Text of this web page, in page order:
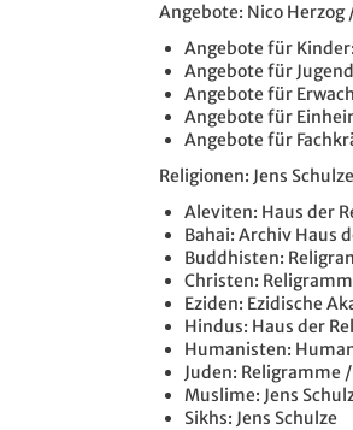
Angebote: Nico
Angebote für
Angebote für
Angebote für
Angebote für
Angebote für
Religionen: Jens Schulze
Aleviten: Haus der
Bahai: Archiv Haus
Buddhisten:
Christen:
Eziden: Ezidische
Hindus: Haus der
Humanisten:
Juden: Religramme
Muslime: Jens
Sikhs: Jens Schulze